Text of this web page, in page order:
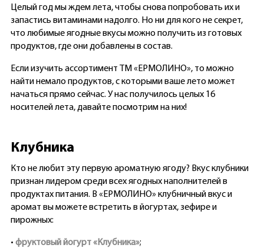
Целый год мы ждем лета, чтобы снова попробовать их и
запастись витаминами надолго. Но ни для кого не секрет,
что любимые ягодные вкусы можно получить из готовых
продуктов, где они добавлены в состав.
Если изучить ассортимент ТМ «ЕРМОЛИНО», то можно
найти немало продуктов, с которыми ваше лето может
начаться прямо сейчас. У нас получилось целых 16
носителей лета, давайте посмотрим на них!
Клубника
Кто не любит эту первую ароматную ягоду? Вкус клубники
признан лидером среди всех ягодных наполнителей в
продуктах питания. В «ЕРМОЛИНО» клубничный вкус и
аромат вы можете встретить в йогуртах, зефире и
пирожных:
• фруктовый йогурт «Клубника»;